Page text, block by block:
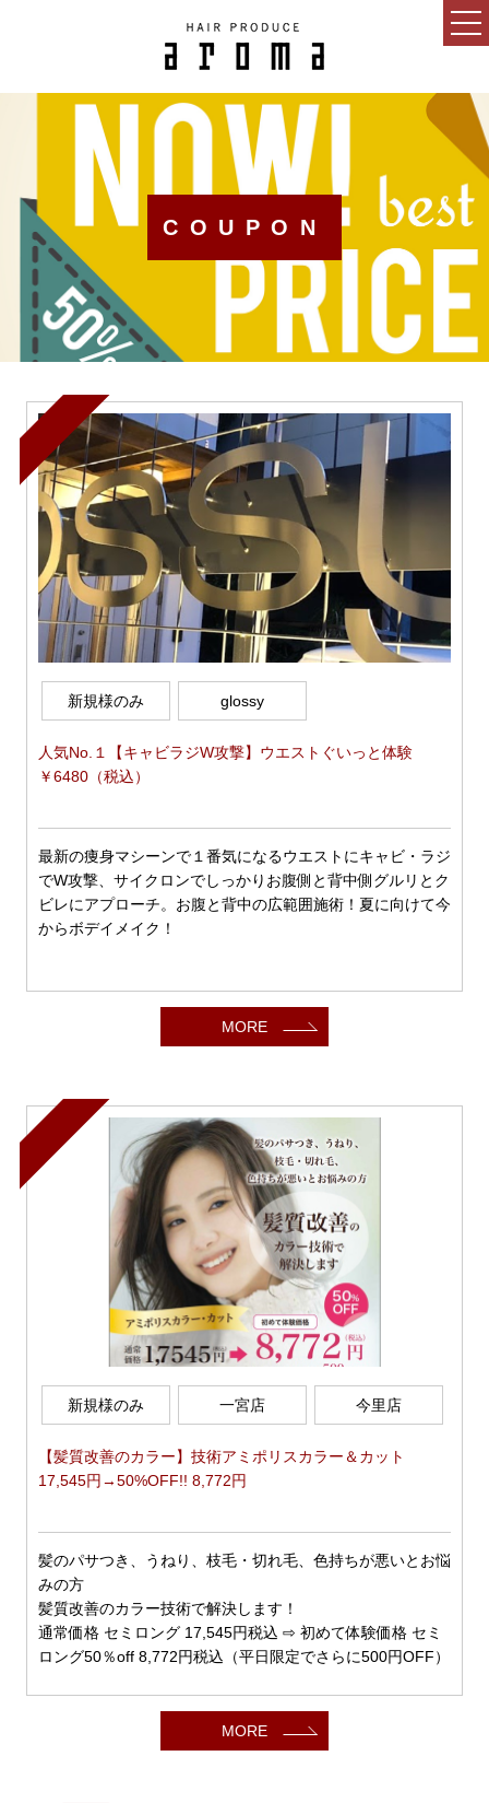
BLOG
SALON
MENU
RECRUIT
ESTHETIC SALON
ESTHE_MENU
COUPON
ONLINE SHOP
GRAYHAIR
HAIRCARE
COMPANY
CONTACT
COUPON
新規様のみ glossy
人気No.１【キャビラジW攻撃】ウエストぐいっと体験
￥6480（税込）
最新の痩身マシーンで１番気になるウエストにキャビ・ラジ
でW攻撃、サイクロンでしっかりお腹側と背中側グルリとク
ビレにアプローチ。お腹と背中の広範囲施術！夏に向けて今
からボデイメイク！
MORE
新規様のみ 一宮店 今里店
【髪質改善のカラー】技術アミポリスカラー＆カット
17,545円→50%OFF!! 8,772円
髪のパサつき、うねり、枝毛・切れ毛、色持ちが悪いとお悩
みの方
髪質改善のカラー技術で解決します！
通常価格 セミロング 17,545円税込 ⇨ 初めて体験価格 セミ
ロング50％off 8,772円税込（平日限定でさらに500円OFF）
MORE